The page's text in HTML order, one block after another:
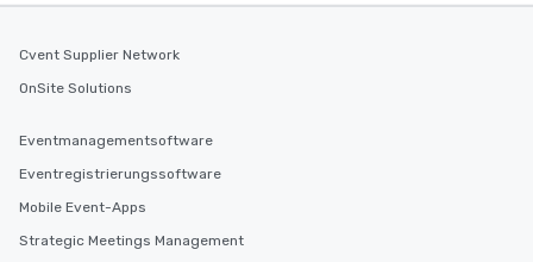
Cvent Supplier Network
OnSite Solutions
Eventmanagementsoftware
Eventregistrierungssoftware
Mobile Event-Apps
Strategic Meetings Management